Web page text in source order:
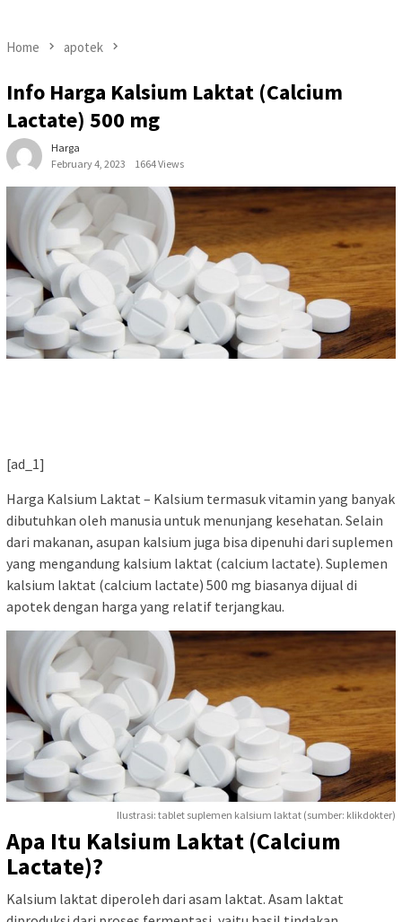
Home apotek
Info Harga Kalsium Laktat (Calcium
Lactate) 500 mg
Harga
February 4, 2023
1664 Views
[ad_1]
Harga Kalsium Laktat – Kalsium termasuk vitamin yang banyak
dibutuhkan oleh manusia untuk menunjang kesehatan. Selain
dari makanan, asupan kalsium juga bisa dipenuhi dari suplemen
yang mengandung kalsium laktat (calcium lactate). Suplemen
kalsium laktat (calcium lactate) 500 mg biasanya dijual di
apotek dengan harga yang relatif terjangkau.
Ilustrasi: tablet suplemen kalsium laktat (sumber: klikdokter)
Apa Itu Kalsium Laktat (Calcium
Lactate)?
Kalsium laktat diperoleh dari asam laktat. Asam laktat